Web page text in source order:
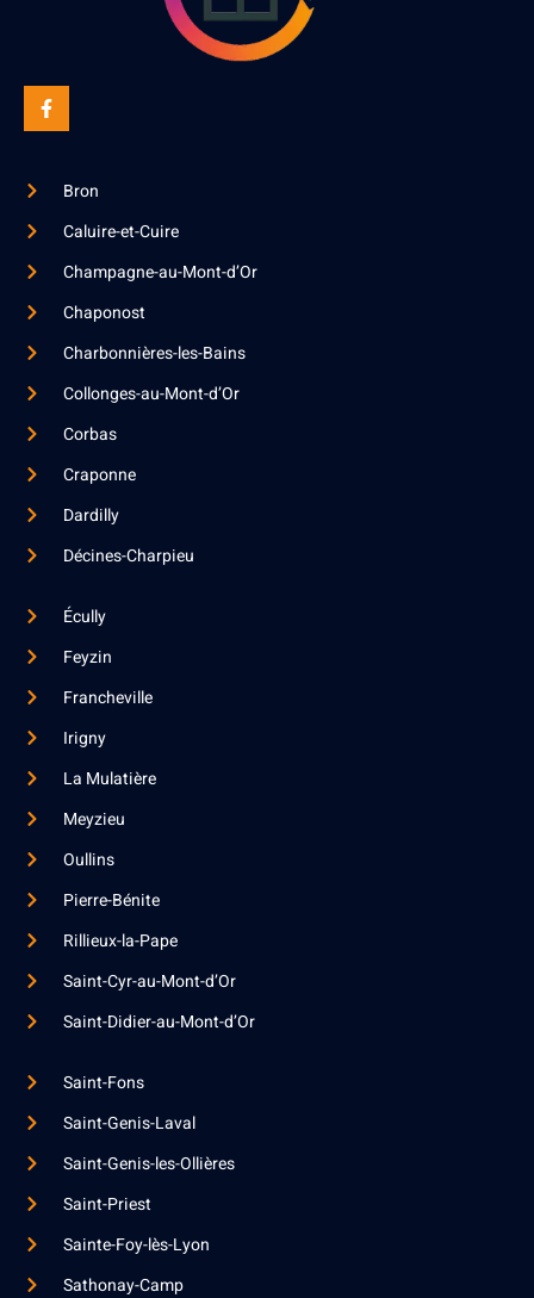
Bron
Caluire-et-Cuire
Champagne-au-Mont-d’Or
Chaponost
Charbonnières-les-Bains
Collonges-au-Mont-d’Or
Corbas
Craponne
Dardilly
Décines-Charpieu
Écully
Feyzin
Francheville
Irigny
La Mulatière
Meyzieu
Oullins
Pierre-Bénite
Rillieux-la-Pape
Saint-Cyr-au-Mont-d’Or
Saint-Didier-au-Mont-d’Or
Saint-Fons
Saint-Genis-Laval
Saint-Genis-les-Ollières
Saint-Priest
Sainte-Foy-lès-Lyon
Sathonay-Camp